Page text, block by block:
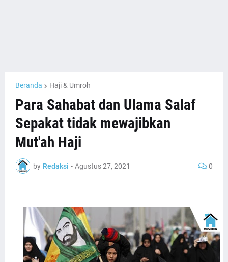
Beranda Haji & Umroh
Para Sahabat dan Ulama Salaf
Sepakat tidak mewajibkan
Mut'ah Haji
by Redaksi - Agustus 27, 2021 0